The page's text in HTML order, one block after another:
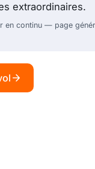
extraordinaires.
en continu — page